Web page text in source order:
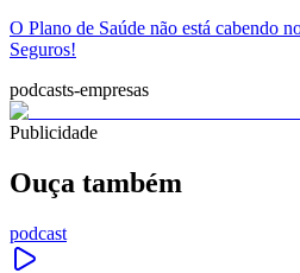
O Plano de Saúde não está cabendo
Seguros!
podcasts-empresas
Publicidade
Ouça também
podcast